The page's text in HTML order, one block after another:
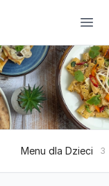
Menu dla Dzieci 3